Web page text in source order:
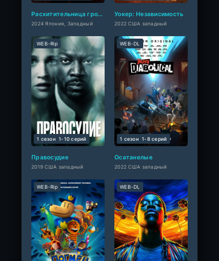
Расхитительница гробниц: Легенда о Ларе Крофт
2024 Япония, Западный
Уокер: Независимость
2022 США западный
Правосудие
2019 США западный
WEB-Rip
1 сезон 1-10 cерий
Осатанелые
2022 США западный
WEB-DL
1 сезон 1-8 cерий
WEB-Rip WEB-DL